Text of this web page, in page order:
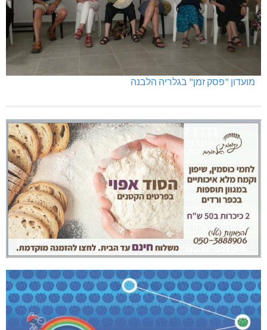
מועדון "פסק זמן" בגלריה הלבנה